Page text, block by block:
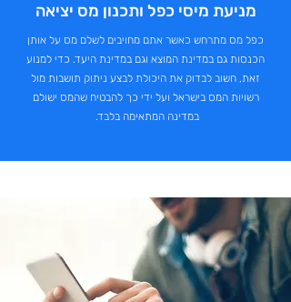
מניעת מיסי כפל ותכנון מס יציאה
כפל מס מתרחש כאשר אתם מחויבים לשלם מס על אותן
הכנסות גם במדינת המוצא וגם במדינת היעד. כדי למנוע
זאת, חשוב לבדוק את היכולת לבצע ניתוק תושבות מול
רשויות המס בישראל ועל ידי כך להבטיח שהמס ישולם
במדינה המתאימה בלבד.